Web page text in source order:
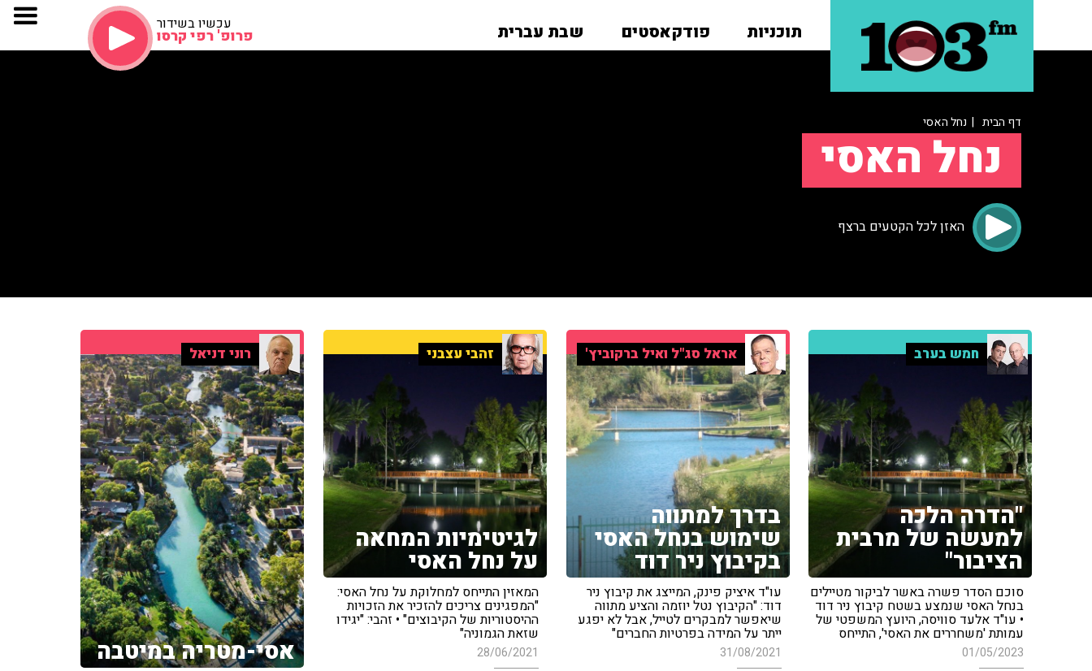
תוכניות פודקאסטים שבת עברית עכשיו בשידור
פרופ' רפי קרסו
דף הבית | נחל האסי
נחל האסי
האזן לכל הקטעים ברצף
חמש בערב
"הדרה הלכה
למעשה של מרבית
הציבור"
סוכם הסדר פשרה באשר לביקור מטיילים
בנחל האסי שנמצע בשטח קיבוץ ניר דוד
• עו"ד אלעד סוויסה, היועץ המשפטי של
עמותת 'משחררים את האסי', התייחס
01/05/2023
אראל סג"ל ואיל ברקוביץ'
בדרך למתווה
שימוש בנחל האסי
בקיבוץ ניר דוד
עו"ד איציק פינק, המייצג את קיבוץ ניר
דוד: "הקיבוץ נטל יוזמה והציע מתווה
שיאפשר למבקרים לטייל, אבל לא יפגע
ייתר על המידה בפרטיות החברים"
31/08/2021
זהבי עצבני
לגיטימיות המחאה
על נחל האסי
המאזין התייחס למחלוקת על נחל האסי:
"המפגינים צריכים להזכיר את הזכויות
ההיסטוריות של הקיבוצים" • זהבי: "יגידו
שזאת הגמוניה"
28/06/2021
רוני דניאל
אסי-מטריה במיטבה